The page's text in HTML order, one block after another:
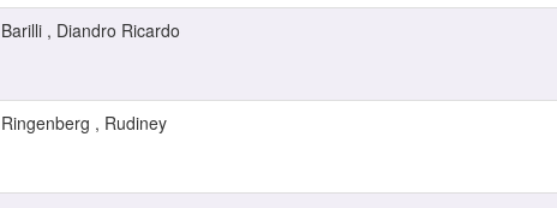
Barilli , Diandro Ricardo
Ringenberg , Rudiney